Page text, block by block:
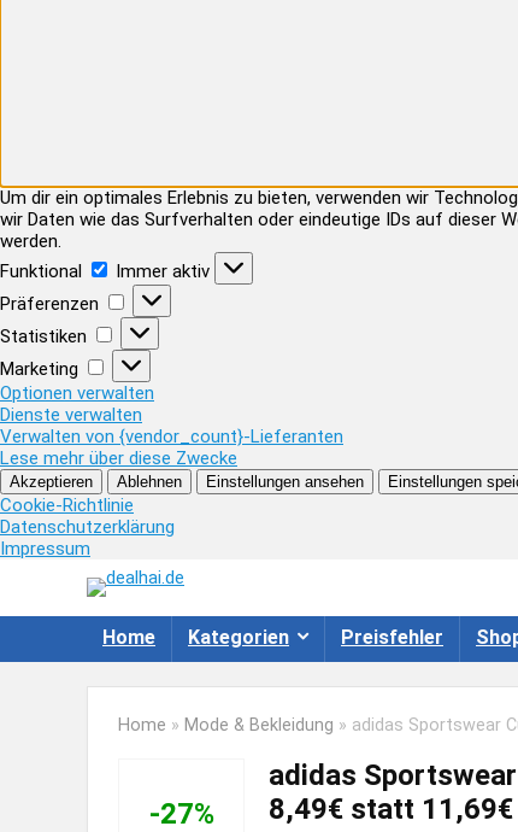
Um dir ein optimales Erlebnis zu bieten, verwenden wir
wir Daten wie das Surfverhalten oder eindeutige IDs auf dieser
werden.
Funktional
Funktional
Immer aktiv
Präferenzen
Präferenzen
Statistiken
Statistiken
Marketing
Marketing
Optionen verwalten
Dienste verwalten
Verwalten von {vendor_count}-Lieferanten
Lese mehr über diese Zwecke
Akzeptieren Ablehnen Einstellungen ansehen Einstellungen
Cookie-Richtlinie
Datenschutzerklärung
Impressum
Home Kategorien Preisfehler
Home » Mode & Bekleidung » adidas Sportswear
-27%
adidas
8,49€ statt 11,69€